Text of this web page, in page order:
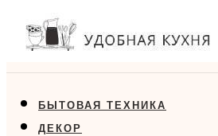
БЫТОВАЯ ТЕХНИКА
ДЕКОР